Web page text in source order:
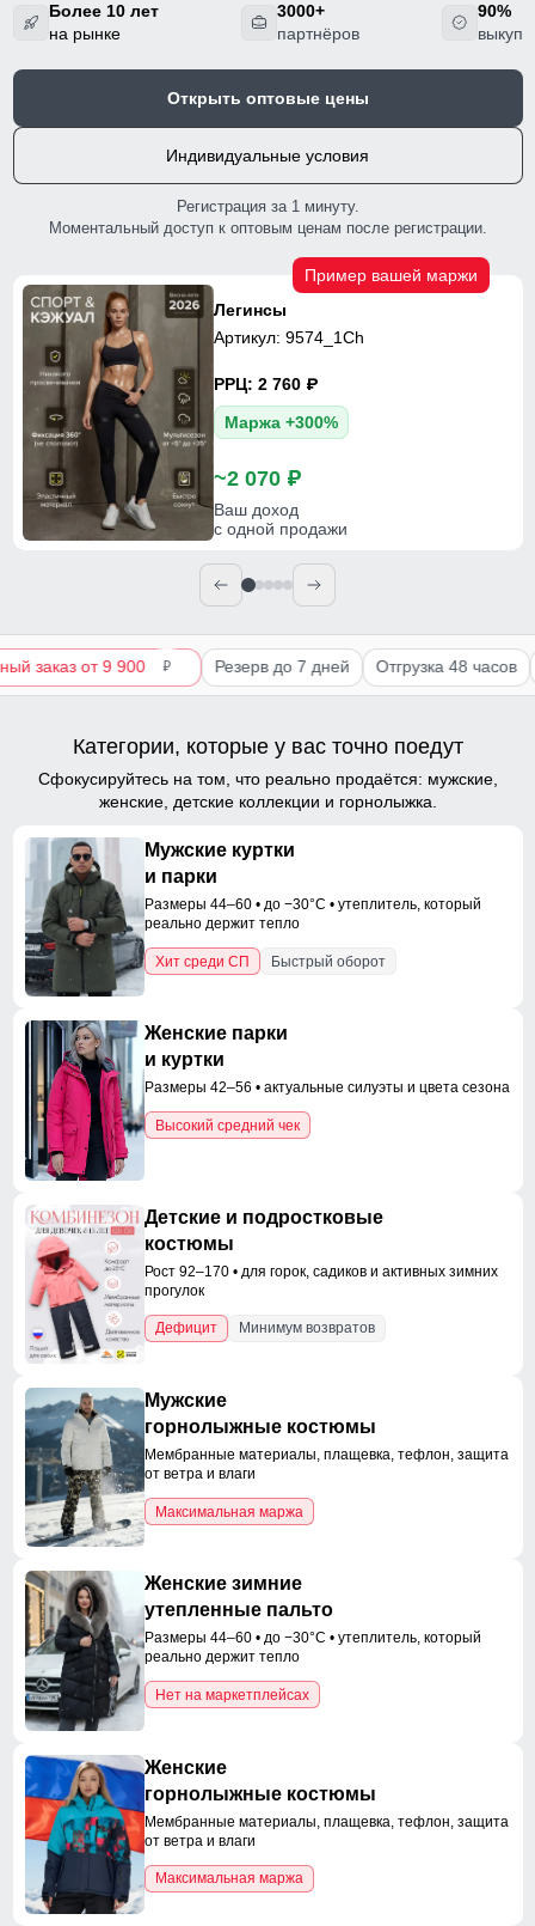
Более 10 лет
на рынке
3000+
партнёров
90%
выкуп
Открыть оптовые цены
Индивидуальные условия
Регистрация за 1 минуту.
Моментальный доступ к оптовым ценам после регистрации.
Легинсы
Артикул: 9574_1Ch
РРЦ: 2 760 p
Маржа +300%
~2 070 p
Ваш доход
с одной продажи
Пример вашей маржи
заказ от 9 900 Резерв до 7 дней Отгрузка 48 часов
Категории, которые у вас точно поедут
Сфокусируйтесь на том, что реально продаётся: мужские,
женские, детские коллекции и горнолыжка.
Мужские куртки
и парки
Размеры 44–60 • до −30°C • утеплитель, который
реально держит тепло
Хит среди СП Быстрый оборот
Женские парки
и куртки
Размеры 42–56 • актуальные силуэты и цвета сезона
Высокий средний чек
Детские и подростковые
костюмы
Рост 92–170 • для горок, садиков и активных зимних
прогулок
Дефицит Минимум возвратов
Мужские
горнолыжные костюмы
Мембранные материалы, плащевка, тефлон, защита
от ветра и влаги
Максимальная маржа
Женские зимние
утепленные пальто
Размеры 44–60 • до −30°C • утеплитель, который
реально держит тепло
Нет на маркетплейсах
Женские
горнолыжные костюмы
Мембранные материалы, плащевка, тефлон, защита
от ветра и влаги
Максимальная маржа